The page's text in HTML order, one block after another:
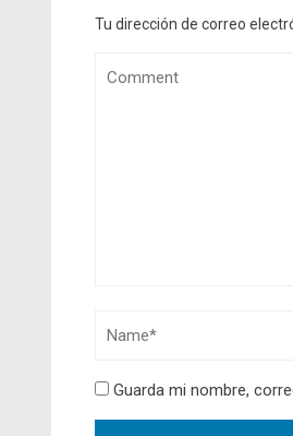
Tu dirección de correo
Guarda mi nombre,